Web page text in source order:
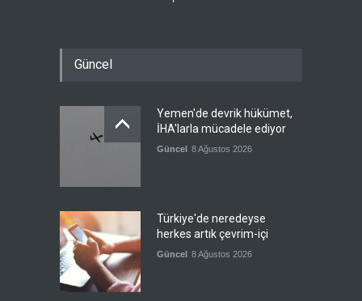
Güncel
Yemen'de devrik hükümet,
İHA'larla mücadele ediyor
Güncel 8 Ağustos 2026
Türkiye'de neredeyse
herkes artık çevrim-içi
Güncel 8 Ağustos 2026